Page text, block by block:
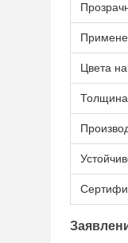
Цвета на